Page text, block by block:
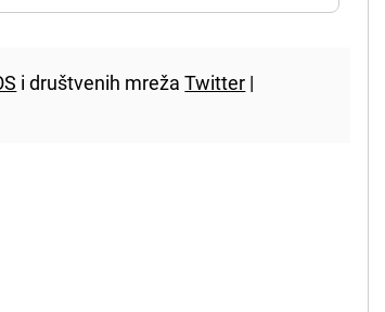
i društvenih mrežaTwitter |